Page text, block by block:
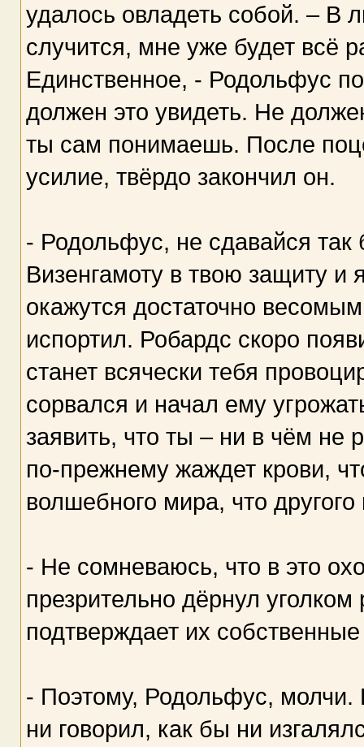
удалось овладеть собой. – В
случится, мне уже будет всё
Единственное, - Родольфус
должен это увидеть. Не
ты сам понимаешь. После
усилие, твёрдо закончил он.
- Родольфус, не сдавайся так
Визенгамоту в твою защиту и
окажутся достаточно
испортил. Робардс скоро
станет всячески тебя
сорвался и начал ему
заявить, что ты – ни в чём не
по-прежнему жаждет крови,
волшебного мира, что
- Не сомневаюсь, что в это
презрительно дёрнул
подтверждает их
- Поэтому, Родольфус,
ни говорил, как бы ни